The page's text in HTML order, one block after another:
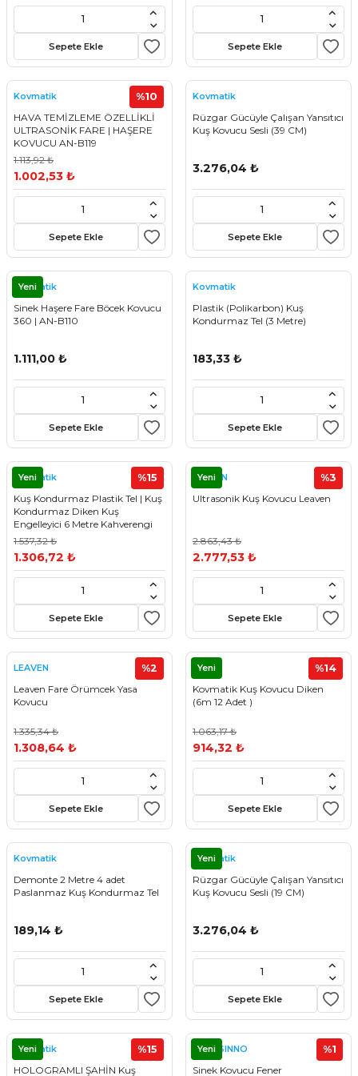
Sepete Ekle Sepete Ekle
Kovmatik
HAVA TEMİZLEME ÖZELLİKLİ
ULTRASONİK FARE | HAŞERE
KOVUCU AN-B119
%10
1.113,92 ₺
1.002,53 ₺
Sepete Ekle
Kovmatik
Rüzgar Gücüyle Çalışan Yansıtıcı
Kuş Kovucu Sesli (39 CM)
3.276,04 ₺
Sepete Ekle
Yeni
Kovmatik
Sinek Haşere Fare Böcek Kovucu
360 | AN-B110
1.111,00 ₺
Sepete Ekle
Kovmatik
Plastik (Polikarbon) Kuş
Kondurmaz Tel (3 Metre)
183,33 ₺
Sepete Ekle
Yeni
Kovmatik
Kuş Kondurmaz Plastik Tel | Kuş
Kondurmaz Diken Kuş
Engelleyici 6 Metre Kahverengi
%15
1.537,32 ₺
1.306,72 ₺
Sepete Ekle
Yeni
LEAVEN
Ultrasonik Kuş Kovucu Leaven
%3
2.863,43 ₺
2.777,53 ₺
Sepete Ekle
LEAVEN
Leaven Fare Örümcek Yasa
Kovucu
%2
1.335,34 ₺
1.308,64 ₺
Sepete Ekle
Yeni
Kovmatik Kuş Kovucu Diken
(6m 12 Adet )
%14
1.063,17 ₺
914,32 ₺
Sepete Ekle
Kovmatik
Demonte 2 Metre 4 adet
Paslanmaz Kuş Kondurmaz Tel
189,14 ₺
Sepete Ekle
Yeni
Kovmatik
Rüzgar Gücüyle Çalışan Yansıtıcı
Kuş Kovucu Sesli (19 CM)
3.276,04 ₺
Sepete Ekle
Yeni
Kovmatik
HOLOGRAMLI ŞAHİN Kuş
%15 Yeni
SWISSINNO
Sinek Kovucu Fener
%1